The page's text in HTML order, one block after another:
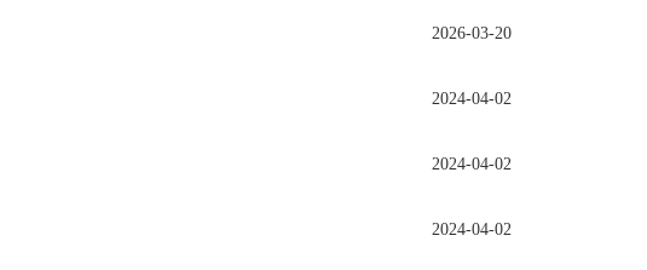
2026-03-20
2024-04-02
2024-04-02
2024-04-02